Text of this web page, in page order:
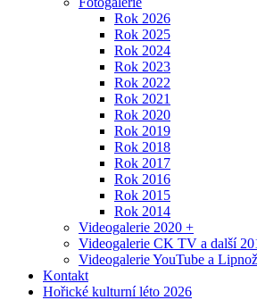
Rok 2026
Rok 2025
Rok 2024
Rok 2023
Rok 2022
Rok 2021
Rok 2020
Rok 2019
Rok 2018
Rok 2017
Rok 2016
Rok 2015
Rok 2014
Videogalerie 2020 +
Videogalerie CK TV a další
Videogalerie YouTube a
Kontakt
Hořické kulturní léto 2026